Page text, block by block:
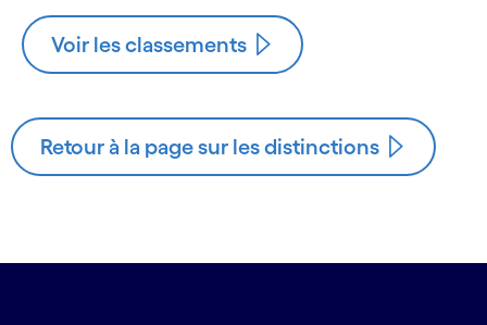
Voir les classements
Retour à la page sur les distinctions